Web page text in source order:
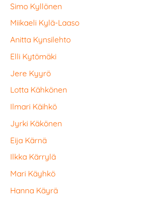
Simo Kyllönen
Miikaeli Kylä-Laaso
Anitta Kynsilehto
Elli Kytömäki
Jere Kyyrö
Lotta Kähkönen
Ilmari Käihkö
Jyrki Käkönen
Eija Kärnä
Ilkka Kärrylä
Mari Käyhkö
Hanna Käyrä